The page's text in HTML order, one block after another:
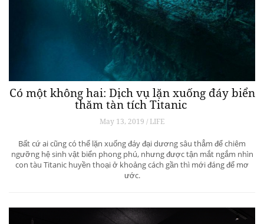
Có một không hai: Dịch vụ lặn xuống đáy biển
thăm tàn tích Titanic
May 13, 2019 / LIFE
Bất cứ ai cũng có thể lặn xuống đáy đại dương sâu thẳm để chiêm
ngưỡng hệ sinh vật biển phong phú, nhưng được tận mắt ngắm nhìn
con tàu Titanic huyền thoại ở khoảng cách gần thì mới đáng để mơ
ước.